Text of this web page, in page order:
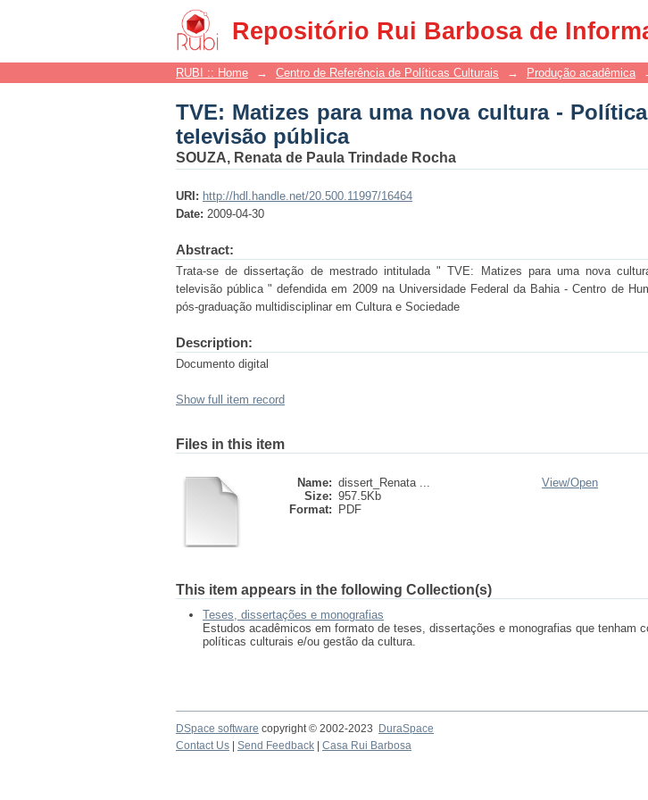
Repositório Rui Barbosa de
TVE: Matizes para uma nova cultura -
RUBI :: Home → Centro de Referência de Políticas Culturais → Produção acadêmica
TVE: Matizes para uma nova cultura -
televisão pública
SOUZA, Renata de Paula Trindade Rocha
URI: http://hdl.handle.net/20.500.11997/16464
Date: 2009-04-30
Abstract:
Trata-se de dissertação de mestrado intitulada " TVE: Matizes para uma nova
televisão pública " defendida em 2009 na Universidade Federal da Bahia - Centro de
pós-graduação multidisciplinar em Cultura e Sociedade
Description:
Documento digital
Show full item record
Files in this item
Name: dissert_Renata ...
Size: 957.5Kb
Format:
PDF
View/Open
This item appears in the following Collection(s)
Teses, dissertações e monografias
Estudos acadêmicos em formato de teses, dissertações e monografias que tenham
políticas culturais e/ou gestão da cultura.
DSpace software copyright © 2002-2023 DuraSpace
Contact Us
Send Feedback Casa Rui Barbosa